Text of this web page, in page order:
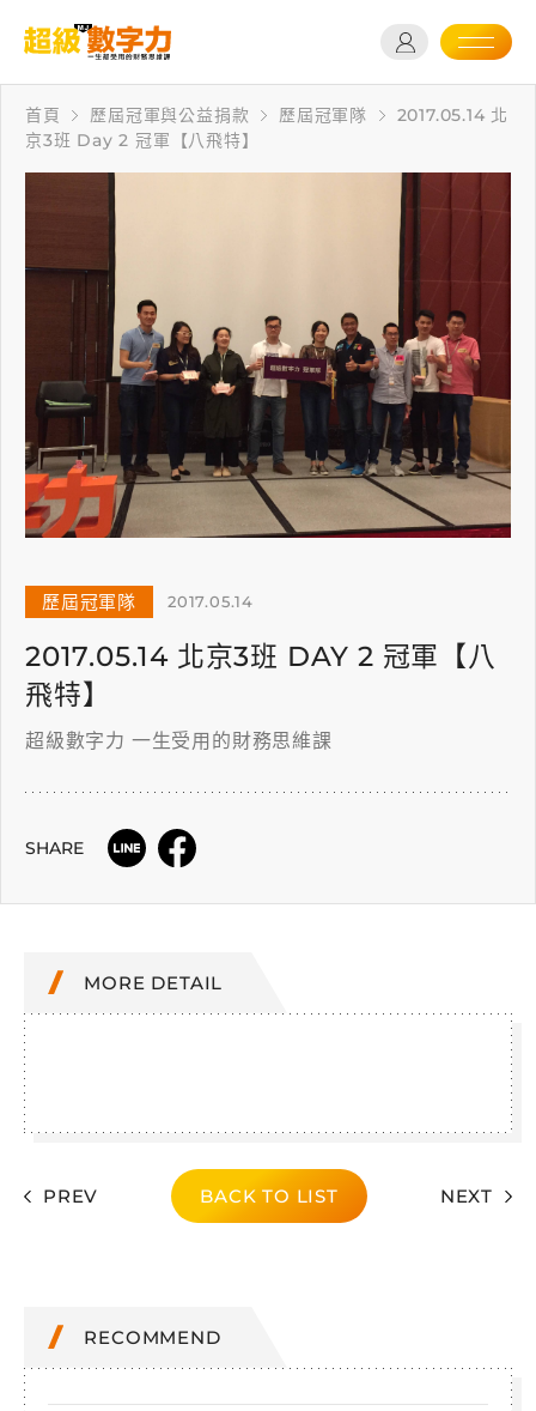
首頁 歷屆冠軍與公益捐款 歷屆冠軍隊
2017.05.14 北
京3班 Day 2 冠軍【八飛特】
歷屆冠軍隊 2017.05.14
2017.05.14 北京3班 DAY 2 冠軍【八
飛特】
超級數字力 一生受用的財務思維課
SHARE
MORE DETAIL
PREV BACK TO LIST NEXT
RECOMMEND